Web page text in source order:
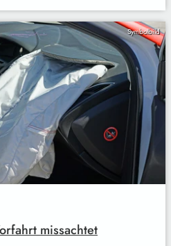
Symbolbild
missachtet